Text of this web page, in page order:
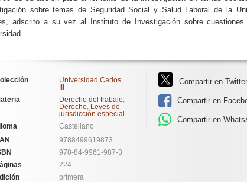
sobre temas de Seguridad Social y Salud Laboral de la
adscrito a su vez al Instituto de Investigación sobre
Universidad Carlos
Derecho del trabajo,
Derecho, Leyes de
jurisdicción especial
Castellano
9788499619873
978-84-9961-987-3
224
primera
Compartir en Twitter
Compartir en
Compartir en